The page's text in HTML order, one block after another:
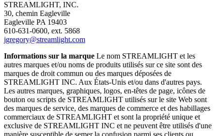
STREAMLIGHT, INC.
30, chemin Eagleville
Eagleville PA 19403
610-631-0600, ext. 5868
jgregory@streamlight.com
Informations sur la marque Le nom STREAMLIGHT et les
autres marques et/ou noms de produits utilisés sur ce site sont des
marques de droit commun ou des marques déposées de
STREAMLIGHT INC. Aux États-Unis et/ou dans d'autres pays.
Les autres marques, graphiques, logos, en-têtes de page, icônes de
bouton ou scripts de STREAMLIGHT utilisés sur le site Web sont
des marques de service, des marques de commerce et des habillages
commerciaux de STREAMLIGHT et sont la propriété unique et
exclusive de STREAMLIGHT INC et ne peuvent être utilisés d'une
manière susceptible de semer la confusion parmi ses clients ou